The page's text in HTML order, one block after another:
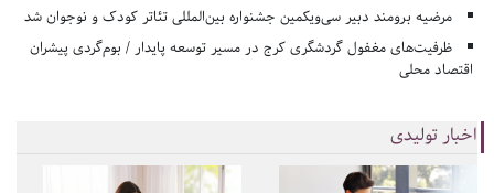
مرضیه برومند دبیر سی‌ویکمین جشنواره بین‌المللی تئاتر کودک و نوجوان شد
ظرفیت‌های مغفول گردشگری کرج در مسیر توسعه پایدار / بوم‌گردی پیشران
اقتصاد محلی
اخبار تولیدی